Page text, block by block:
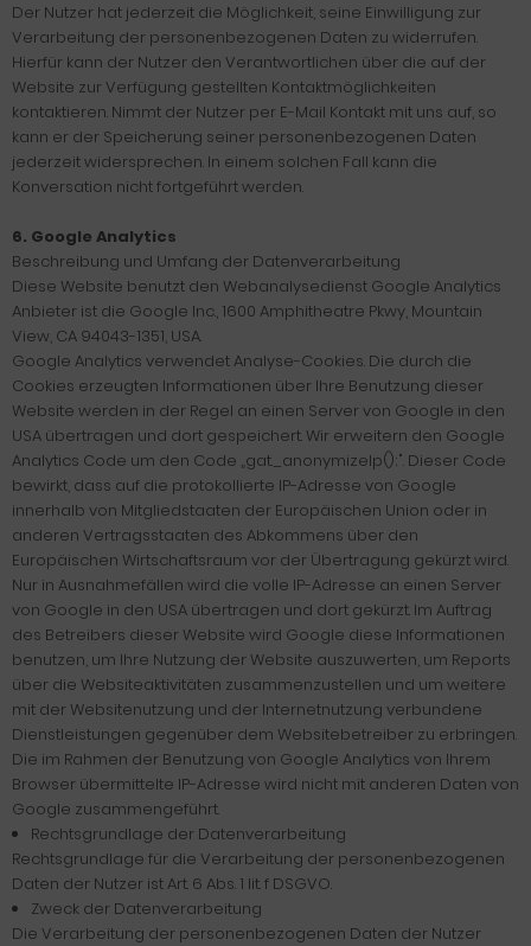
Der Nutzer hat jederzeit die Möglichkeit, seine Einwilligung zur
Verarbeitung der personenbezogenen Daten zu widerrufen.
Hierfür kann der Nutzer den Verantwortlichen über die auf der
Website zur Verfügung gestellten Kontaktmöglichkeiten
kontaktieren. Nimmt der Nutzer per E-Mail Kontakt mit uns auf, so
kann er der Speicherung seiner personenbezogenen Daten
jederzeit widersprechen. In einem solchen Fall kann die
Konversation nicht fortgeführt werden.
6. Google Analytics
Beschreibung und Umfang der Datenverarbeitung
Diese Website benutzt den Webanalysedienst Google Analytics
Anbieter ist die Google Inc., 1600 Amphitheatre Pkwy, Mountain
View, CA 94043-1351, USA.
Google Analytics verwendet Analyse-Cookies. Die durch die
Cookies erzeugten Informationen über Ihre Benutzung dieser
Website werden in der Regel an einen Server von Google in den
USA übertragen und dort gespeichert. Wir erweitern den Google
Analytics Code um den Code „gat._anonymizeIp();". Dieser Code
bewirkt, dass auf die protokollierte IP-Adresse von Google
innerhalb von Mitgliedstaaten der Europäischen Union oder in
anderen Vertragsstaaten des Abkommens über den
Europäischen Wirtschaftsraum vor der Übertragung gekürzt wird.
Nur in Ausnahmefällen wird die volle IP-Adresse an einen Server
von Google in den USA übertragen und dort gekürzt. Im Auftrag
des Betreibers dieser Website wird Google diese Informationen
benutzen, um Ihre Nutzung der Website auszuwerten, um Reports
über die Websiteaktivitäten zusammenzustellen und um weitere
mit der Websitenutzung und der Internetnutzung verbundene
Dienstleistungen gegenüber dem Websitebetreiber zu erbringen.
Die im Rahmen der Benutzung von Google Analytics von Ihrem
Browser übermittelte IP-Adresse wird nicht mit anderen Daten von
Google zusammengeführt.
Rechtsgrundlage der Datenverarbeitung
Rechtsgrundlage für die Verarbeitung der personenbezogenen
Daten der Nutzer ist Art. 6 Abs. 1 lit. f DSGVO.
Zweck der Datenverarbeitung
Die Verarbeitung der personenbezogenen Daten der Nutzer